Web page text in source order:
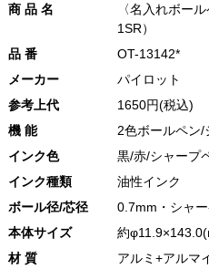
商 品 名
〈名入れボー
1SR）
品 番
OT-13142*
メーカー
パイロット
参考上代
1650円(税込)
機 能
2色ボールペン/
インク色
黒/赤/シャープ
インク種類
油性インク
ボール径/芯径
0.7mm・シャ
本体サイズ
約
材 質
アルミ+アルマ